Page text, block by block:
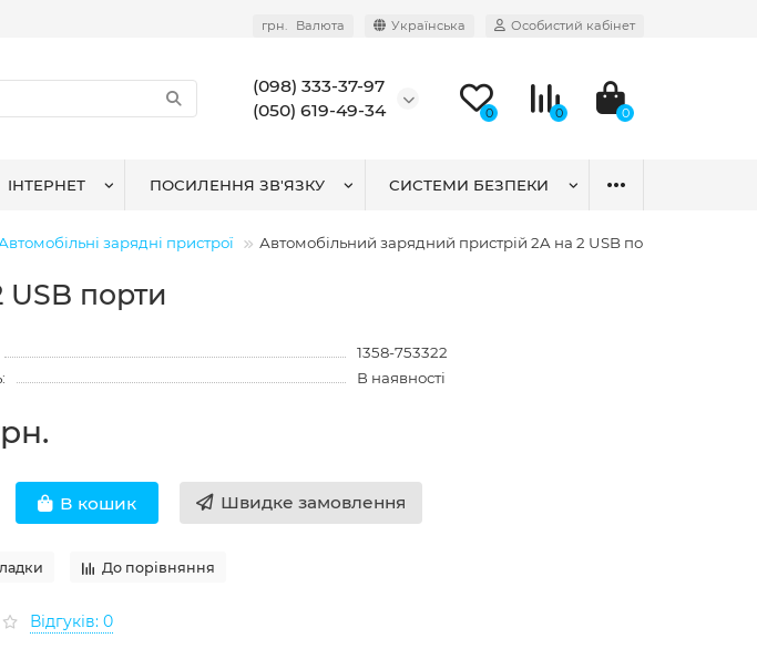
грн. Валюта Українська Особистий кабінет
(098) 333-37-97
(050) 619-49-34
0 0 0
ІНТЕРНЕТ ПОСИЛЕННЯ ЗВ'ЯЗКУ СИСТЕМИ БЕЗПЕКИ
зарядні пристрої Автомобільний зарядний пристрій 2A на 2 USB порти
USB порти
1358-753322
В наявності
В кошик Швидке замовлення
До порівняння
Відгуків: 0